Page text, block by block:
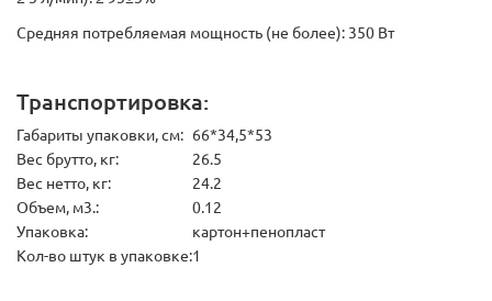
Средняя потребляемая мощность (не более): 350 Вт
Транспортировка:
Габариты упаковки, см: 66*34,5*53
Вес брутто, кг:
26.5
Вес нетто, кг:
24.2
Объем, м3.:
0.12
Упаковка:
картон+пенопласт
Кол-во штук в упаковке:1